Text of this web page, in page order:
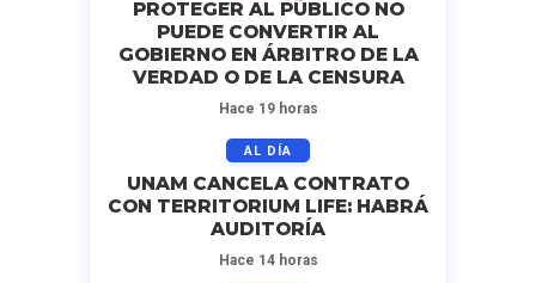
PROTEGER AL PÚBLICO NO
PUEDE CONVERTIR AL
GOBIERNO EN ÁRBITRO DE LA
VERDAD O DE LA CENSURA
Hace 19 horas
AL DÍA
UNAM CANCELA CONTRATO
CON TERRITORIUM LIFE: HABRÁ
AUDITORÍA
Hace 14 horas